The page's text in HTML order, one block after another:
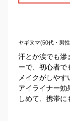
ヤギヌマ(50代・男
汗とか涙でも滲
ーで、初心者で
メイクがしや
アイライナー効
しめて、携帯に